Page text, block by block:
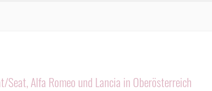
Alfa Romeo und Lancia in Oberösterreich